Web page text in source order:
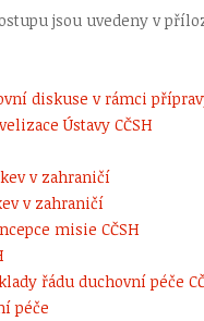
jsou uvedeny v
diskuse v rámci
Ústavy CČSH
v zahraničí
v zahraničí
misie CČSH
řádu duchovní péče
péče